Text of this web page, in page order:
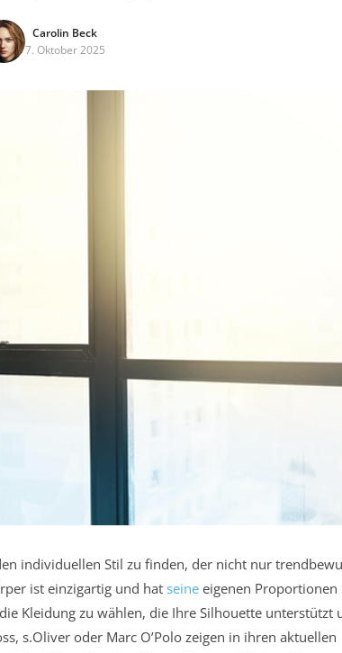
Carolin Beck
7. Oktober 2025
individuellen Stil zu finden, der nicht nur
ist einzigartig und hat seine eigenen Proportionen
Kleidung zu wählen, die Ihre Silhouette unterstützt
s.Oliver oder Marc O’Polo zeigen in ihren aktuellen